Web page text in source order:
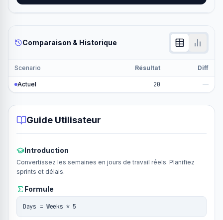
Comparaison & Historique
Scenario Résultat Diff
Actuel 20 —
Guide Utilisateur
Introduction
Convertissez les semaines en jours de travail réels. Planifiez
sprints et délais.
Formule
Days = Weeks * 5